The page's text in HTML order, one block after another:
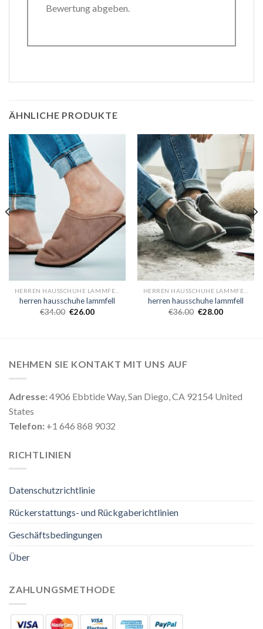
Bewertung abgeben.
ÄHNLICHE PRODUKTE
herren hausschuhe lammfell
€34.00 €26.00
herren hausschuhe lammfell
€36.00 €28.00
NEHMEN SIE KONTAKT MIT UNS AUF
Adresse:4906 Ebbtide Way, San Diego, CA 92154 United
States
Telefon: +1 646 868 9032
RICHTLINIEN
Datenschutzrichtlinie
Rückerstattungs- und Rückgaberichtlinien
Geschäftsbedingungen
Über
ZAHLUNGSMETHODE